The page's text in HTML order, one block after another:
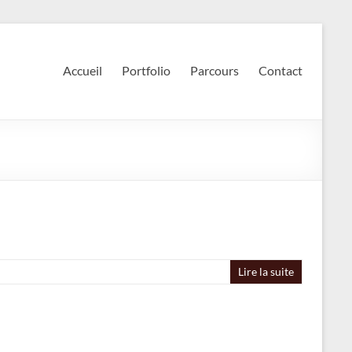
Accueil Portfolio Parcours Contact
Lire la suite